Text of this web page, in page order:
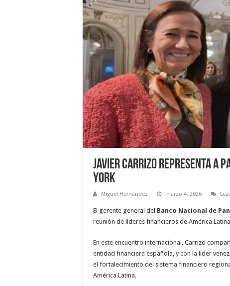
Javier Carrizo representa a
York
Miguel Hernández marzo 4, 2026
El gerente general del Banco Nacional de
reunión de líderes financieros de América
En este encuentro internacional, Carrizo
entidad financiera española, y con la líder
el fortalecimiento del sistema financiero
América Latina.